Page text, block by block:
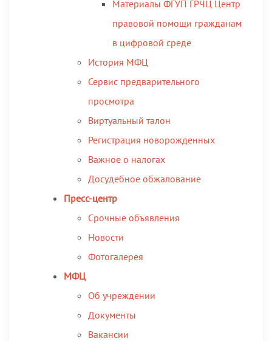
Материалы ФГУП ГРЧЦ Центр
правовой помощи гражданам
в цифровой среде
История МФЦ
Сервис предварительного
просмотра
Виртуальный талон
Регистрация новорожденных
Важное о налогах
Досудебное обжалование
Пресс-центр
Срочные объявления
Новости
Фотогалерея
МФЦ
Об учреждении
Документы
Вакансии